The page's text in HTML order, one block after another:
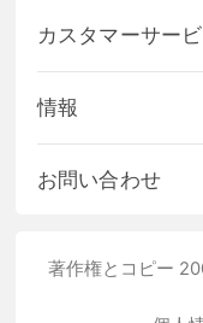
カスタマーサービ
情報
お問い合わせ
著作権とコピー